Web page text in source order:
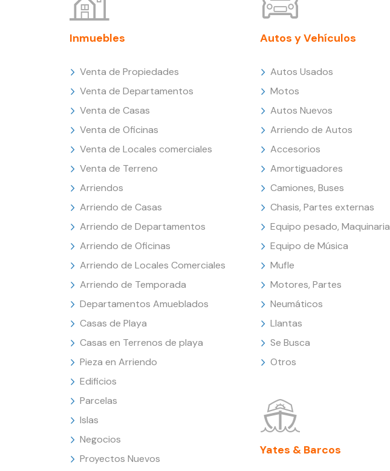
Inmuebles
Venta de Propiedades
Venta de Departamentos
Venta de Casas
Venta de Oficinas
Venta de Locales comerciales
Venta de Terreno
Arriendos
Arriendo de Casas
Arriendo de Departamentos
Arriendo de Oficinas
Arriendo de Locales Comerciales
Arriendo de Temporada
Departamentos Amueblados
Casas de Playa
Casas en Terrenos de playa
Pieza en Arriendo
Edificios
Parcelas
Islas
Negocios
Proyectos Nuevos
Autos y Vehículos
Autos Usados
Motos
Autos Nuevos
Arriendo de Autos
Accesorios
Amortiguadores
Camiones, Buses
Chasis, Partes externas
Equipo pesado, Maquinaria
Equipo de Música
Mufle
Motores, Partes
Neumáticos
Llantas
Se Busca
Otros
Yates & Barcos